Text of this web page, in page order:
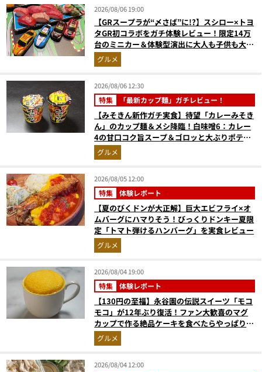
2026/08/06 19:00
【GRスープラが“〆さば”に!?】スシロー×トヨ
タGR初コラボをガチ体験レビュー！限定14万
台のミニカー＆体験型演出に大人も子供も大興
奮間違いなし
グルメ
2026/08/06 12:30
特集 「最新カップ麺」ガチレビュー！
【みそきん新作ガチ実食】待望「カレーみそき
ん」のカップ麺＆メシ降臨！白味噌6：カレー
4の甘口コク旨スープ＆ゴロッと大ぶりポテト
に歓喜
グルメ
2026/08/05 12:00
特集 体験レポート
【夏のびくドンが大正解】巨大エビフライ×オ
ムバーグにハマりそう！びっくりドンキー夏限
定「トマト弾けるハンバーグ」を実食レビュー
グルメ
2026/08/04 19:00
特集 体験レポート
【130円の至福】永谷園の伝説スイーツ「モコ
モコ」が12年ぶり復活！ファン大歓喜のマグ
カップで作る絶品ケーキを食べたらやっぱり最
高にウマかった
グルメ
2026/08/04 12:00